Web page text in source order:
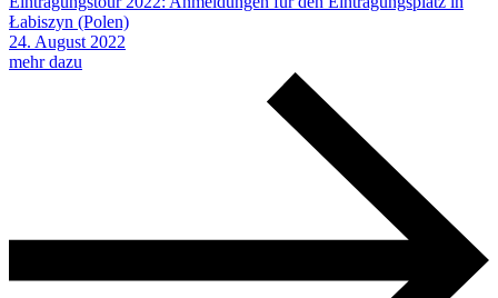
Łabiszyn (Polen)
24. August 2022
mehr dazu